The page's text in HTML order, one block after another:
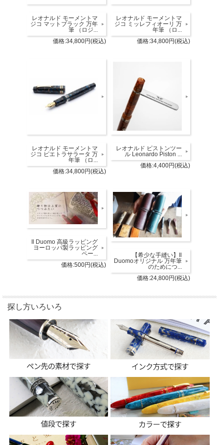
レオナルド モーメントマ
ジコ マットブラック 万年
筆 （ロジ...
価格:34,800円(税込)
レオナルド モーメントマ
ジコ ミッレフィオーリ 万
年筆 （ロ...
価格:34,800円(税込)
レオナルド モーメントマ
ジコ ピエトラサラータ 万
年筆 （ロ...
価格:34,800円(税込)
レオナルド ピストンツー
ル Leonardo Piston ...
価格:4,400円(税込)
Il Duomo 高級ラッピング
ヨーロッパ製ラッピング
ペー...
価格:500円(税込)
【希少な手縫い】Il
Duomoオリジナル 万年筆
のためにつ...
価格:24,800円(税込)
探し方いろいろ